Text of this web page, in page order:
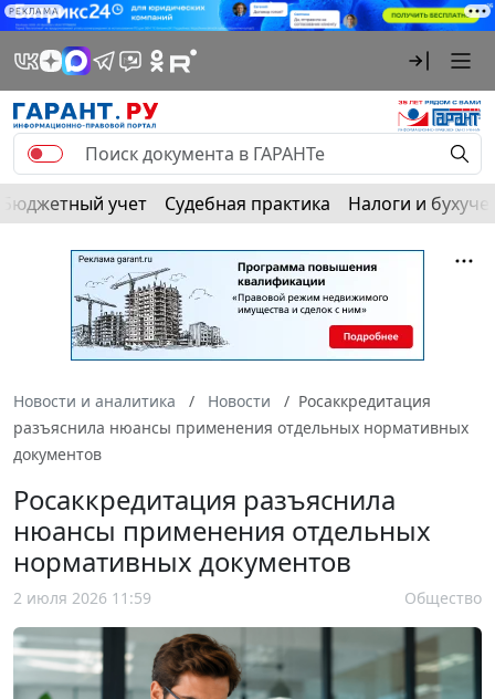
РЕКЛАМА
Бюджетный учет Судебная практика Налоги и
Новости и аналитика Новости
Росаккредитация
разъяснила нюансы применения отдельных нормативных
документов
Росаккредитация разъяснила
нюансы применения отдельных
нормативных документов
2 июля 2026 11:59 Общество